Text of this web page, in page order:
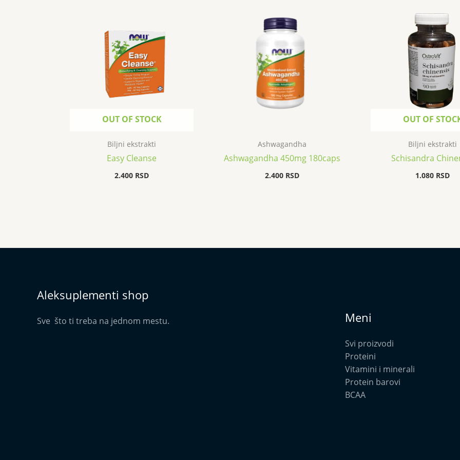
OUT OF STOCK
Biljni ekstrakti
Easy Cleanse
2.400 RSD
Ashwagandha
Ashwagandha 450mg 180caps
2.400 RSD
OUT OF
Biljni ekstrakti
Schisandra
1.080 RSD
Aleksuplementi shop
Sve što ti treba na jednom mestu. Meni
Svi proizvodi
Proteini
Vitamini i minerali
Protein barovi
BCAA